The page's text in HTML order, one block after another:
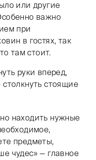
или другие
важно
при
в гостях, так
там стоит.
руки вперед,
стоящие
находить нужные
предметы,
чудес» — главное